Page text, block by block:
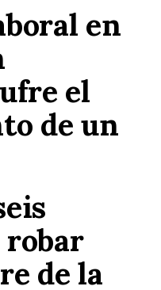
en
el
de un
robar
de la